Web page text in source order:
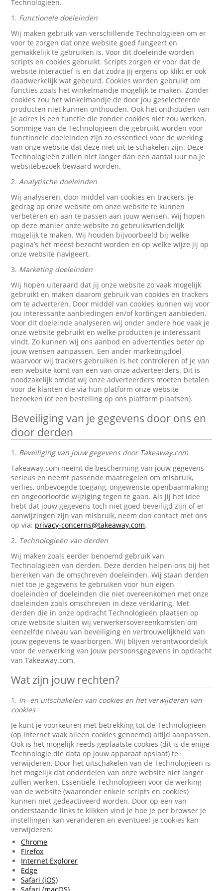
Technologieën.
1. Functionele doeleinden
Wij maken gebruik van verschillende Technologieën om er
voor te zorgen dat onze website goed fungeert en
gemakkelijk te gebruiken is. Voor dit doeleinde worden
scripts en cookies gebruikt. Scripts zorgen er voor dat de
website interactief is en dat zodra jij ergens op klikt er ook
daadwerkelijk wat gebeurd. Cookies worden gebruikt om
functies zoals het winkelmandje mogelijk te maken. Zonder
cookies zou het winkelmandje de door jou geselecteerde
producten niet kunnen onthouden. Ook het onthouden van
je adres is een functie die zonder cookies niet zou werken.
Sommige van de Technologieën die gebruikt worden voor
functionele doeleinden zijn zo essentieel voor de werking
van onze website dat deze niet uit te schakelen zijn. Deze
Technologieën zullen niet langer dan een aantal uur na je
websitebezoek bewaard worden.
2.Analytische doeleinden
Wij analyseren, door middel van cookies en trackers, je
gedrag op onze website om onze website te kunnen
verbeteren en aan te passen aan jouw wensen. Wij hopen
op deze manier onze website zo gebruiksvriendelijk
mogelijk te maken. Wij houden bijvoorbeeld bij welke
pagina’s het meest bezocht worden en op welke wijze jij op
onze website navigeert.
3. Marketing doeleinden
Wij hopen uiteraard dat jij onze website zo vaak mogelijk
gebruikt en maken daarom gebruik van cookies en trackers
om te adverteren. Door middel van cookies kunnen wij voor
jou interessante aanbiedingen en/of kortingen aanbieden.
Voor dit doeleinde analyseren wij onder andere hoe vaak je
onze website gebruikt en welke producten je interessant
vindt. Zo kunnen wij ons aanbod en advertenties beter op
jouw wensen aanpassen. Een ander marketingdoel
waarvoor wij trackers gebruiken is het controleren of je van
een website komt van een van onze adverteerders. Dit is
noodzakelijk omdat wij onze adverteerders moeten betalen
voor de klanten die via hun platform onze website
bezoeken (of een bestelling op ons platform plaatsen).
Beveiliging van je gegevens door ons en
door derden
1. Beveiliging van jouw gegevens door Takeaway.com
Takeaway.com neemt de bescherming van jouw gegevens
serieus en neemt passende maatregelen om misbruik,
verlies, onbevoegde toegang, ongewenste openbaarmaking
en ongeoorloofde wijziging tegen te gaan. Als jij het idee
hebt dat jouw gegevens toch niet goed beveiligd zijn of er
aanwijzingen zijn van misbruik, neem dan contact met ons
op via: privacy-concerns@takeaway.com.
2. Technologieën van derden
Wij maken zoals eerder benoemd gebruik van
Technologieën van derden. Deze derden helpen ons bij het
bereiken van de omschreven doeleinden. Wij staan derden
niet toe je gegevens te gebruiken voor hun eigen
doeleinden of doeleinden die niet overeenkomen met onze
doeleinden zoals omschreven in deze verklaring. Met
derden die in onze opdracht Technologieën plaatsen op
onze website sluiten wij verwerkersovereenkomsten om
eenzelfde niveau van beveiliging en vertrouwelijkheid van
jouw gegevens te waarborgen. Wij blijven verantwoordelijk
voor de verwerking van jouw persoonsgegevens in opdracht
van Takeaway.com.
Wat zijn jouw rechten?
1. In- en uitschakelen van cookies en het verwijderen van
cookies
Je kunt je voorkeuren met betrekking tot de Technologieën
(op internet vaak alleen cookies genoemd) altijd aanpassen.
Ook is het mogelijk reeds geplaatste cookies (dit is de enige
Technologie die data op jouw apparaat opslaat) te
verwijderen. Door het uitschakelen van de Technologieën is
het mogelijk dat onderdelen van onze website niet langer
zullen werken. Essentiële Technologieën voor de werking
van de website (waaronder enkele scripts en cookies)
kunnen niet gedeactiveerd worden. Door op een van
onderstaande links te klikken vind je hoe je per browser je
instellingen kan veranderen en eventueel je cookies kan
verwijderen:
Chrome
Firefox
Internet Explorer
Edge
Safari (iOS)